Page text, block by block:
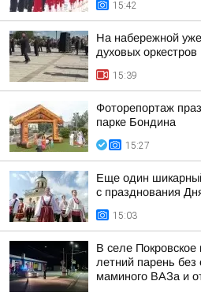
15:42
На набережной
духовых оркестров
15:39
Фоторепортаж
парке Бондина
15:27
Еще один
с празднования
15:03
В селе
летний парень без
маминого ВАЗа и